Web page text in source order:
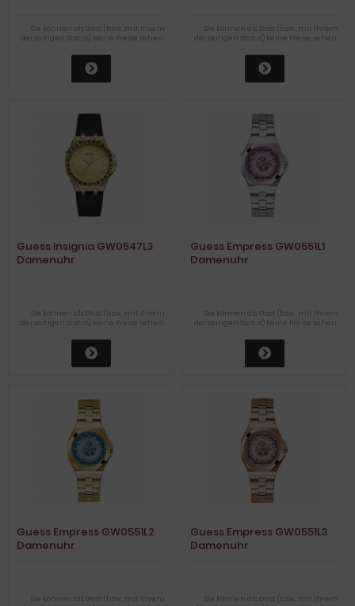
Sie können als Gast (bzw. mit Ihrem
derzeitigen Status) keine Preise sehen.
Sie können als Gast (bzw. mit Ihrem
derzeitigen Status) keine Preise sehen.
Guess Insignia GW0547L3
Damenuhr
Sie können als Gast (bzw. mit Ihrem
derzeitigen Status) keine Preise sehen.
Guess Empress GW0551L1
Damenuhr
Sie können als Gast (bzw. mit Ihrem
derzeitigen Status) keine Preise sehen.
Guess Empress GW0551L2
Damenuhr
Sie können als Gast (bzw. mit Ihrem
Guess Empress GW0551L3
Damenuhr
Sie können als Gast (bzw. mit Ihrem